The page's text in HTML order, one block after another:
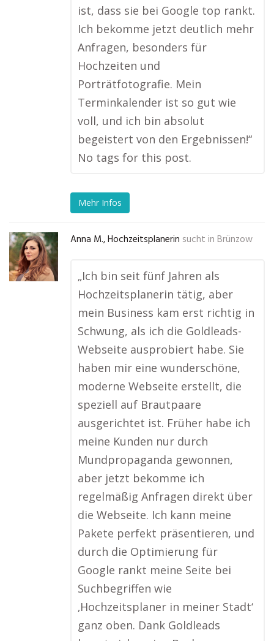
ist, dass sie bei Google top rankt.
Ich bekomme jetzt deutlich mehr
Anfragen, besonders für
Hochzeiten und
Porträtfotografie. Mein
Terminkalender ist so gut wie
voll, und ich bin absolut
begeistert von den Ergebnissen!“
No tags for this post.
Mehr Infos
Anna M., Hochzeitsplanerin sucht in Brünzow
„Ich bin seit fünf Jahren als
Hochzeitsplanerin tätig, aber
mein Business kam erst richtig in
Schwung, als ich die Goldleads-
Webseite ausprobiert habe. Sie
haben mir eine wunderschöne,
moderne Webseite erstellt, die
speziell auf Brautpaare
ausgerichtet ist. Früher habe ich
meine Kunden nur durch
Mundpropaganda gewonnen,
aber jetzt bekomme ich
regelmäßig Anfragen direkt über
die Webseite. Ich kann meine
Pakete perfekt präsentieren, und
durch die Optimierung für
Google rankt meine Seite bei
Suchbegriffen wie
‚Hochzeitsplaner in meiner Stadt‘
ganz oben. Dank Goldleads